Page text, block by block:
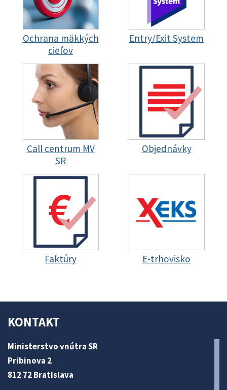
Ochrana mäkkých
cieľov
Entry/Exit System
Call centrum MV
SR
Objednávky
Faktúry E-trhovisko
KONTAKT
Ministerstvo vnútra SR
Pribinova 2
812 72 Bratislava